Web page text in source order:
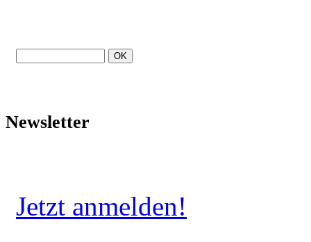
Newsletter
Jetzt anmelden!